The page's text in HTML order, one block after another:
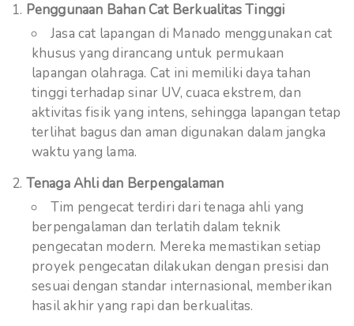
Penggunaan Bahan Cat Berkualitas Tinggi
Jasa cat lapangan di Manado menggunakan cat
khusus yang dirancang untuk permukaan
lapangan olahraga. Cat ini memiliki daya tahan
tinggi terhadap sinar UV, cuaca ekstrem, dan
aktivitas fisik yang intens, sehingga lapangan tetap
terlihat bagus dan aman digunakan dalam jangka
waktu yang lama.
Tenaga Ahli dan Berpengalaman
Tim pengecat terdiri dari tenaga ahli yang
berpengalaman dan terlatih dalam teknik
pengecatan modern. Mereka memastikan setiap
proyek pengecatan dilakukan dengan presisi dan
sesuai dengan standar internasional, memberikan
hasil akhir yang rapi dan berkualitas.